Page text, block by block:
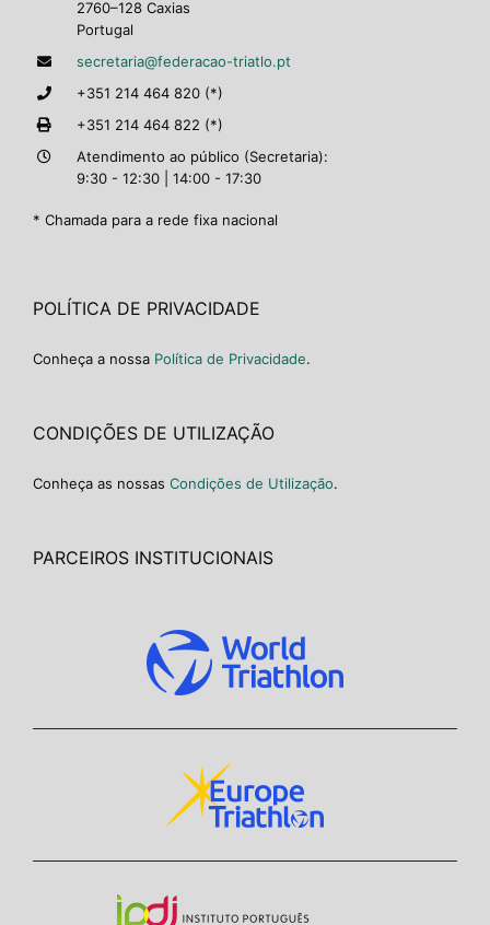
2760–128 Caxias
Portugal
secretaria@federacao-triatlo.pt
+351 214 464 820 (*)
+351 214 464 822 (*)
Atendimento ao público (Secretaria):
9:30 - 12:30 | 14:00 - 17:30
* Chamada para a rede fixa nacional
POLÍTICA DE PRIVACIDADE
Conheça a nossa Política de Privacidade.
CONDIÇÕES DE UTILIZAÇÃO
Conheça as nossas Condições de Utilização.
PARCEIROS INSTITUCIONAIS